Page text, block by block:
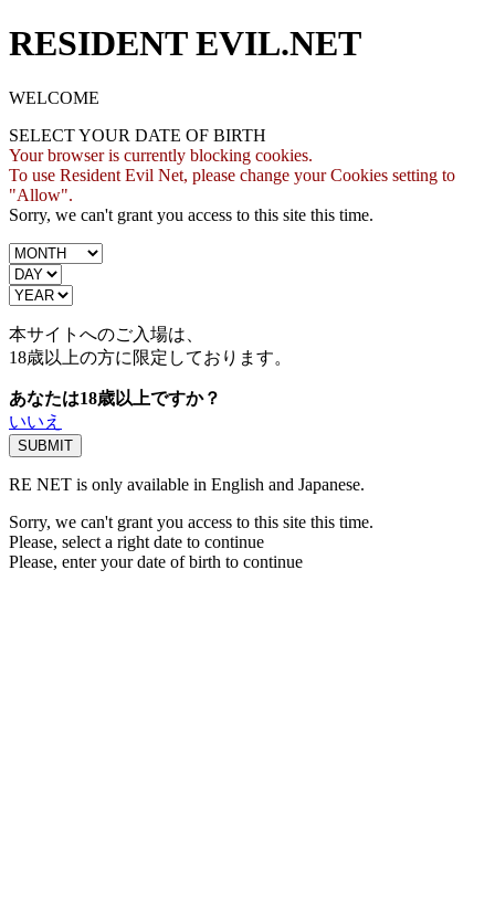
RESIDENT EVIL.NET
WELCOME
SELECT YOUR DATE OF BIRTH
Your browser is currently blocking cookies.
To use Resident Evil Net, please change your Cookies setting to
"Allow".
Sorry, we can't grant you access to this site this time.
本サイトへのご入場は、
18歳以上の方に限定しております。
あなたは18歳以上ですか？
いいえ
RE NET is only available in English and Japanese.
Sorry, we can't grant you access to this site this time.
Please, select a right date to continue
Please, enter your date of birth to continue